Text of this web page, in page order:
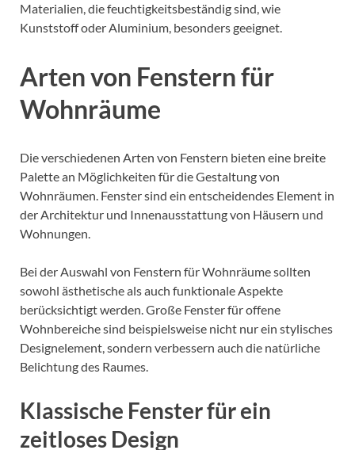
Materialien, die feuchtigkeitsbeständig sind, wie
Kunststoff oder Aluminium, besonders geeignet.
Arten von Fenstern für
Wohnräume
Die verschiedenen Arten von Fenstern bieten eine breite
Palette an Möglichkeiten für die Gestaltung von
Wohnräumen. Fenster sind ein entscheidendes Element in
der Architektur und Innenausstattung von Häusern und
Wohnungen.
Bei der Auswahl von Fenstern für Wohnräume sollten
sowohl ästhetische als auch funktionale Aspekte
berücksichtigt werden. Große Fenster für offene
Wohnbereiche sind beispielsweise nicht nur ein stylisches
Designelement, sondern verbessern auch die natürliche
Belichtung des Raumes.
Klassische Fenster für ein
zeitloses Design